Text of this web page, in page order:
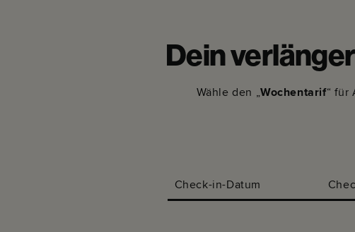
Dein
Wähle den „Wochentarif“ für
Check-in-Datum